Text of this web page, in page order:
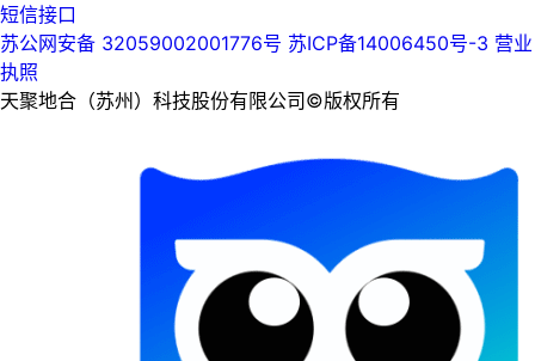
短信接口
苏公网安备 32059002001776号 苏ICP备14006450号-3 营业
执照
天聚地合（苏州）科技股份有限公司©版权所有